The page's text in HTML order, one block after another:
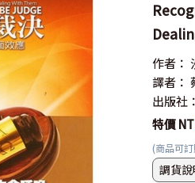
作者：
譯者：
出版社：
特價 NT
(商品可
調貨說